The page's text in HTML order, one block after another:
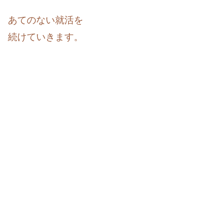
あてのない就活を
続けていきます。